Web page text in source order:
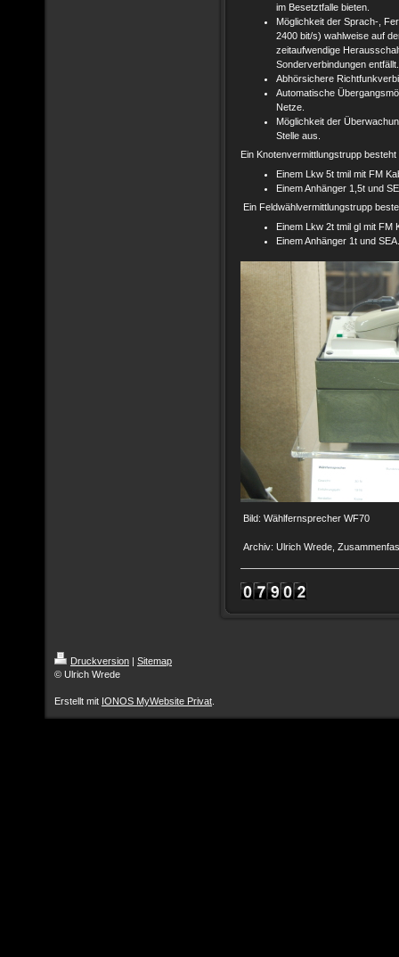
im Besetztfalle bieten.
Möglichkeit der Sprach-,
2400 bit/s) wahlweise auf
zeitaufwendige
Sonderverbindungen entfällt.
Abhörsichere
Automatische
Netze.
Möglichkeit der
Stelle aus.
Ein Knotenvermittlungstrupp besteht
Einem Lkw 5t tmil mit FM
Einem Anhänger 1,5t und
Ein Feldwählvermittlungstrupp
Einem Lkw 2t tmil gl mit FM
Einem Anhänger 1t und SEA.
Bild: Wählfernsprecher WF70
Archiv: Ulrich Wrede,
Druckversion
Sitemap
© Ulrich Wrede
Erstellt mit IONOS MyWebsite Privat